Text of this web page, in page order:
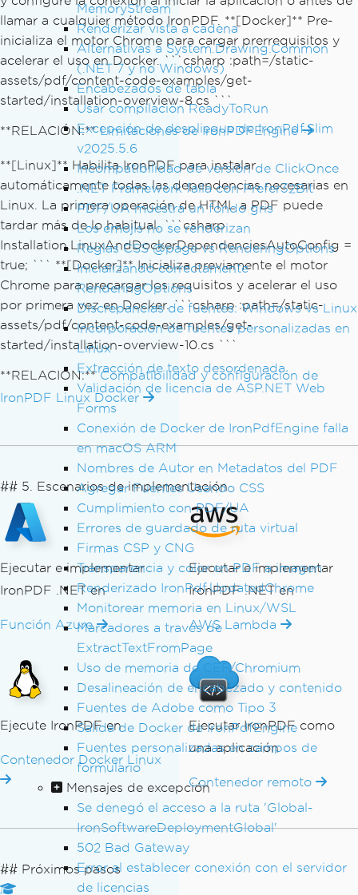
MemoryStream
Renderizar vista a cadena
Alternativas a System.Drawing.Common
(.NET 7 y no Windows)
Encabezados de tabla
Usar compilación ReadyToRun
Excepción de despliegue de IronPdf.Slim
v2025.5.6
Incompatibilidad de versión de ClickOnce
.NET Framework falla con Prefer32Bit
PDF/UA muestra un fondo gris
Los emojis no se renderizan
Reglas CSS @page vs RenderingOptions
Inicializando correctamente
RenderingOptions
Discrepancias de fuentes: Windows vs Linux
Incorporación de fuentes personalizadas en
Linux
Extracción de texto desordenada
Validación de licencia de ASP.NET Web
Forms
Conexión de Docker de IronPdfEngine falla
en macOS ARM
Nombres de Autor en Metadatos del PDF
Agregar Fuentes Usando CSS
Cumplimiento con PDF/UA
Errores de guardado de ruta virtual
Firmas CSP y CNG
Transparencia y color en PDF a imagen
Renderizado IronPdf.UpdatedChrome
Monitorear memoria en Linux/WSL
Marcadores a través de
ExtractTextFromPage
Uso de memoria de CEF/Chromium
Desalineación de encabezado y contenido
Fuentes de Adobe como Tipo 3
Salida de Docker de IronPdfEngine
Fuentes personalizadas en campos de
formulario
Mensajes de excepción
Se denegó el acceso a la ruta 'Global-
IronSoftwareDeploymentGlobal'
502 Bad Gateway
Error al establecer conexión con el servidor
de licencias
llamar a cualquier método IronPDF. **[Docker]** Pre-
inicializa el motor Chrome para cargar prerrequisitos y
acelerar el uso en Docker. ```csharp :path=/static-
assets/pdf/content-code-examples/get-
started/installation-overview-8.cs ```
**RELACIÓN:**Limitaciones de IronPDFEngine
**[Linux]** Habilita IronPDF para instalar
automáticamente todas las dependencias necesarias en
Linux. La primera operación de HTML a PDF puede
tardar más de lo habitual. ```csharp
Installation.LinuxAndDockerDependenciesAutoConfig =
true; ``` **[Docker]** Inicializa previamente el motor
Chrome para precargar los requisitos y acelerar el uso
por primera vez en Docker. ```csharp :path=/static-
assets/pdf/content-code-examples/get-
started/installation-overview-10.cs ```
**RELACIÓN:**Compatibilidad y configuración de
IronPDF Linux Docker
## 5. Escenarios de implementación
Ejecutar e implementar
IronPDF .NET en
Función Azure
Ejecutar e implementar
IronPDF .NET en
AWS Lambda
Ejecute IronPDF en
Contenedor Docker Linux
Ejecutar IronPDF como
una aplicación
Contenedor remoto
## Próximos pasos